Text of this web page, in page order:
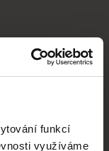
funkcí
využíváme